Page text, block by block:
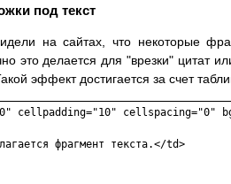
под текст
на сайтах, что некоторые
это делается для "врезки" цитат
эффект достигается за счет
cellpadding="10" cellspacing="0"
фрагмент текста.</td>